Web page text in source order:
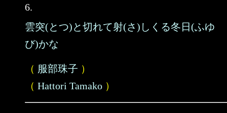
6.
雲突(とつ)と切れて射(さ)しくる冬日(ふゆ
び)かな
（ 服部珠子 ）
（ Hattori Tamako ）